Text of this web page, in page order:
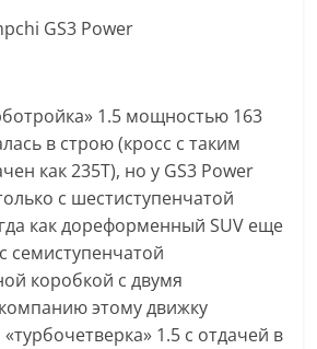
GS3 Power
1.5 мощностью 163
в строю (кросс с таким
как 235T), но у GS3 Power
с шестиступенчатой
как дореформенный SUV еще
семиступенчатой
коробкой с двумя
этому движку
1.5 с отдачей в